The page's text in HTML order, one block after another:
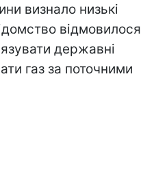
визнало низькі
відмовилося
державні
газ за поточними